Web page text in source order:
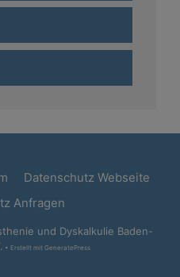
Datenschutz Webseite
Anfragen
und Dyskalkulie Baden-
• Erstellt mit GeneratePress